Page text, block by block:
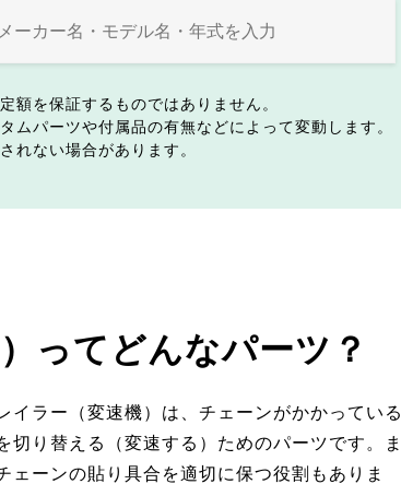
額を保証するものではありません。
ムパーツや付属品の有無などによって変動します。
れない場合があります。
ってどんなパーツ？
イラー（変速機）は、チェーンがかかっている
切り替える（変速する）ためのパーツです。ま
ェーンの貼り具合を適切に保つ役割もありま